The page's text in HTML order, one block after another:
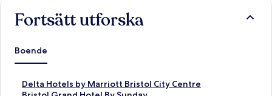
Fortsätt utforska
Boende
Delta Hotels by Marriott Bristol City Centre
L